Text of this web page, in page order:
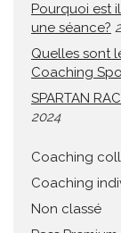
Pourquoi est
une séance?
Quelles sont
Coaching
SPARTAN
2024
Coaching
Coaching
Non classé